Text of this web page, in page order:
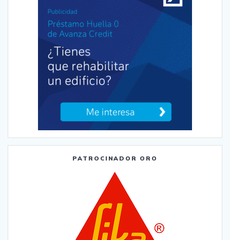
PATROCINADOR ORO